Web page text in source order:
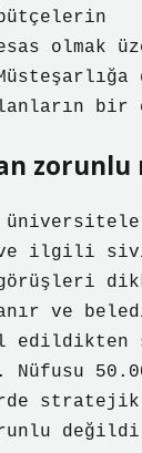
olmak
bir
zorunlu
ve ilgili
ve
edildikten